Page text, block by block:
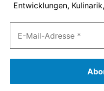
Entwicklungen,
Um unsere Webseite für
gestalten und fortlaufend
können, verwenden wir
Cookies erhalten Sie